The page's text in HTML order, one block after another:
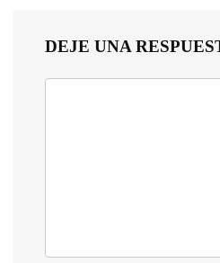
DEJE UNA